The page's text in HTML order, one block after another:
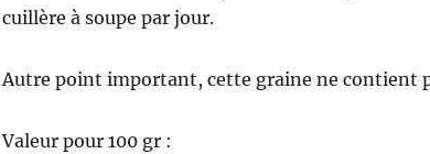
cuillère à soupe par jour.
Autre point important, cette graine ne contient
Valeur pour 100 gr :